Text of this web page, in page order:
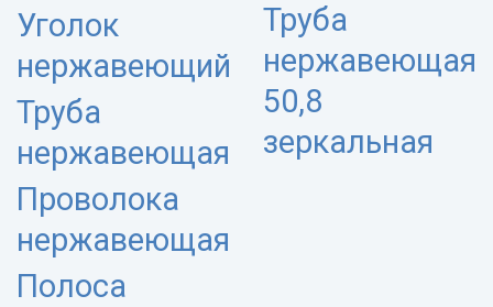
Уголок
нержавеющий
Труба
нержавеющая
Проволока
нержавеющая
Полоса
Труба
нержавеющая
50,8
зеркальная